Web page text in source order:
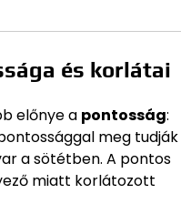
és korlátai
előnye a pontosság:
meg tudják
a sötétben. A pontos
miatt korlátozott